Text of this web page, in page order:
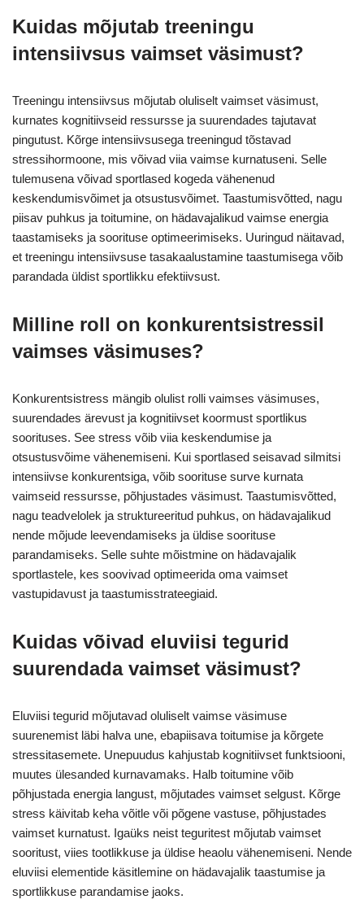
Kuidas mõjutab treeningu
intensiivsus vaimset väsimust?
Treeningu intensiivsus mõjutab oluliselt vaimset väsimust,
kurnates kognitiivseid ressursse ja suurendades tajutavat
pingutust. Kõrge intensiivsusega treeningud tõstavad
stressihormoone, mis võivad viia vaimse kurnatuseni. Selle
tulemusena võivad sportlased kogeda vähenenud
keskendumisvõimet ja otsustusvõimet. Taastumisvõtted, nagu
piisav puhkus ja toitumine, on hädavajalikud vaimse energia
taastamiseks ja soorituse optimeerimiseks. Uuringud näitavad,
et treeningu intensiivsuse tasakaalustamine taastumisega võib
parandada üldist sportlikku efektiivsust.
Milline roll on konkurentsistressil
vaimses väsimuses?
Konkurentsistress mängib olulist rolli vaimses väsimuses,
suurendades ärevust ja kognitiivset koormust sportlikus
soorituses. See stress võib viia keskendumise ja
otsustusvõime vähenemiseni. Kui sportlased seisavad silmitsi
intensiivse konkurentsiga, võib soorituse surve kurnata
vaimseid ressursse, põhjustades väsimust. Taastumisvõtted,
nagu teadvelolek ja struktureeritud puhkus, on hädavajalikud
nende mõjude leevendamiseks ja üldise soorituse
parandamiseks. Selle suhte mõistmine on hädavajalik
sportlastele, kes soovivad optimeerida oma vaimset
vastupidavust ja taastumisstrateegiaid.
Kuidas võivad eluviisi tegurid
suurendada vaimset väsimust?
Eluviisi tegurid mõjutavad oluliselt vaimse väsimuse
suurenemist läbi halva une, ebapiisava toitumise ja kõrgete
stressitasemete. Unepuudus kahjustab kognitiivset funktsiooni,
muutes ülesanded kurnavamaks. Halb toitumine võib
põhjustada energia langust, mõjutades vaimset selgust. Kõrge
stress käivitab keha võitle või põgene vastuse, põhjustades
vaimset kurnatust. Igaüks neist teguritest mõjutab vaimset
sooritust, viies tootlikkuse ja üldise heaolu vähenemiseni. Nende
eluviisi elementide käsitlemine on hädavajalik taastumise ja
sportlikkuse parandamise jaoks.